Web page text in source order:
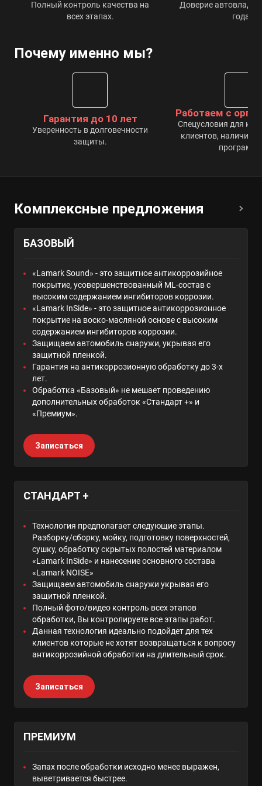
Полный контроль качества на
всех этапах.
Доверие
года.
Почему именно мы?
Гарантия до 10 лет
Уверенность в долговечности
защиты.
Работаем с
Спецусловия для
клиентов, наличие
Комплексные предложения
БАЗОВЫЙ
«Lamark Sound» - это защитное антикоррозийное
покрытие, усовершенствованный ML-состав с
высоким содержанием ингибиторов коррозии.
«Lamark InSide» - это защитное антикоррозионное
покрытие на воско-масляной основе с высоким
содержанием ингибиторов коррозии.
Защищаем автомобиль снаружи, укрывая его
защитной пленкой.
Гарантия на антикоррозионную обработку до 3-х
лет.
Обработка «Базовый» не мешает проведению
дополнительных обработок «Стандарт +» и
«Премиум».
Записаться
СТАНДАРТ +
Технология предполагает следующие этапы.
Разборку/сборку, мойку, подготовку поверхностей,
сушку, обработку скрытых полостей материалом
«Lamark InSide» и нанесение основного состава
«Lamark NOISE»
Защищаем автомобиль снаружи укрывая его
защитной пленкой.
Полный фото/видео контроль всех этапов
обработки, Вы контролируете все этапы работ.
Данная технология идеально подойдет для тех
клиентов которые не хотят возвращаться к вопросу
антикоррозийной обработки на длительный срок.
Записаться
ПРЕМИУМ
Запах после обработки исходно менее выражен,
выветривается быстрее.